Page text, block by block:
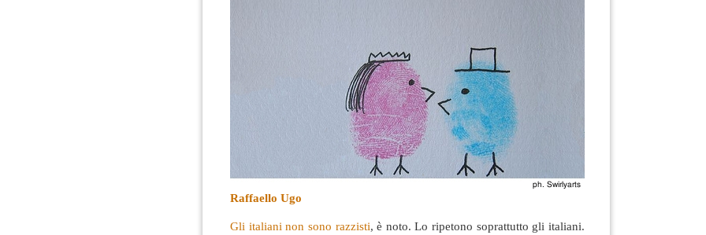
Raffaello Ugo
Gli italiani non sono razzisti, è noto. Lo ripetono soprattutto gli italiani.